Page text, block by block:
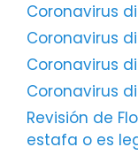
Coronavirus
Coronavirus
Coronavirus
Coronavirus
Revisión de
estafa o es